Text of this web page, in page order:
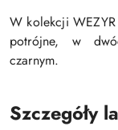
W kolekcji
potrójne, w
czarnym.
Szczegóły